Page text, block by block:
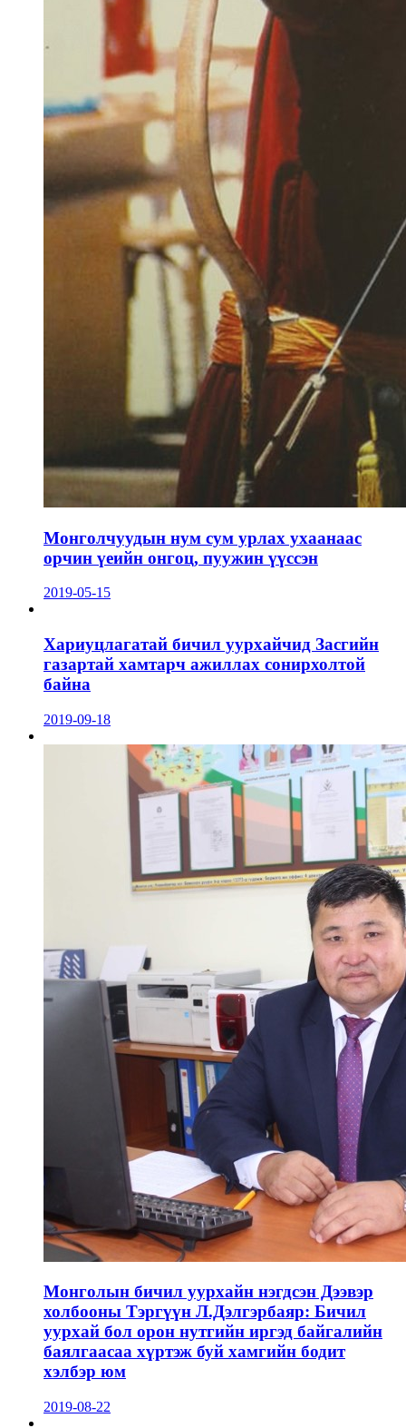
Монголчуудын нум сум урлах ухаанаас
орчин үеийн онгоц, пуужин үүссэн
2019-05-15
Хариуцлагатай бичил уурхайчид Засгийн
газартай хамтарч ажиллах сонирхолтой
байна
2019-09-18
Монголын бичил уурхайн нэгдсэн Дээвэр
холбооны Тэргүүн Л.Дэлгэрбаяр: Бичил
уурхай бол орон нутгийн иргэд байгалийн
баялгаасаа хүртэж буй хамгийн бодит
хэлбэр юм
2019-08-22